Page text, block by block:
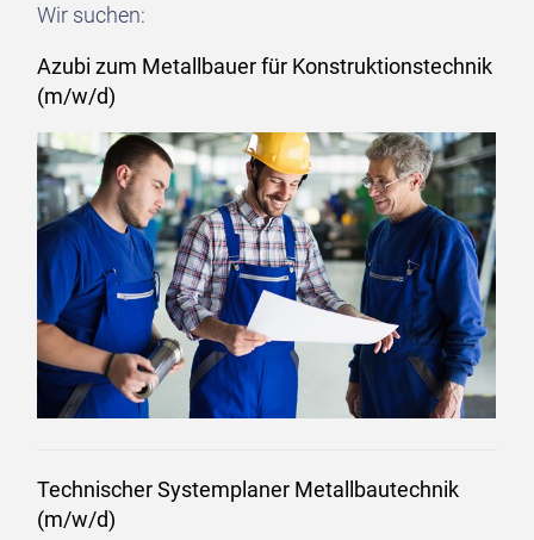
Wir suchen:
Azubi zum Metallbauer für Konstruktionstechnik
(m/w/d)
Technischer Systemplaner Metallbautechnik
(m/w/d)